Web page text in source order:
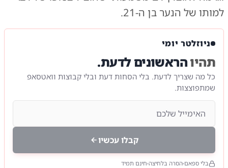
למותו של הנער בן ה-21.
ניוזלטר יומי
תהיוהראשונים לדעת.
כל מה שצריך לדעת. בלי הסחות דעת ובלי קבוצות וואטסאפ
שמתפוצצות.
קבלו עכשיו
בלי ספאם הסרה בלחיצה חינם תמיד